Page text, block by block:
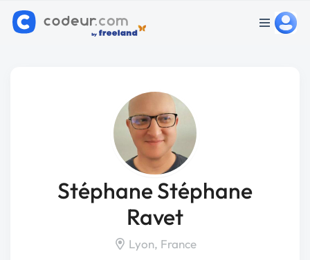
Stéphane Stéphane
Ravet
Lyon, France